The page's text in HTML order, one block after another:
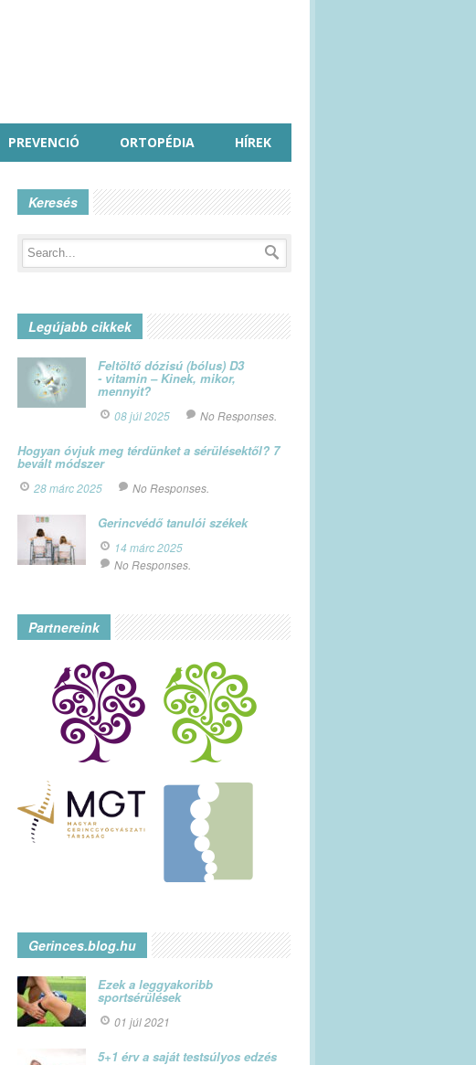
PREVENCIÓ ORTOPÉDIA HÍREK
Keresés
Legújabb cikkek
Feltöltő dózisú (bólus) D3
- vitamin – Kinek, mikor,
mennyit?
08 júl 2025 No Responses.
Hogyan óvjuk meg térdünket a sérülésektől? 7
bevált módszer
28 márc 2025 No Responses.
Gerincvédő tanulói székek
14 márc 2025
No Responses.
Partnereink
Gerinces.blog.hu
Ezek a leggyakoribb
sportsérülések
01 júl 2021
5+1 érv a saját testsúlyos edzés